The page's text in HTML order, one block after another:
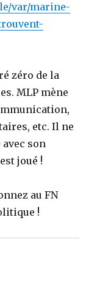
var/marine-
zéro de la
MLP mène
etc. Il ne
avec son
joué !
au FN
!